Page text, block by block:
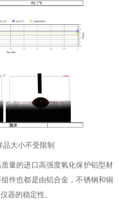
量的进口高强度氧化保护铝型材
件也都是由铝合金，不锈钢和铜
器的稳定性。